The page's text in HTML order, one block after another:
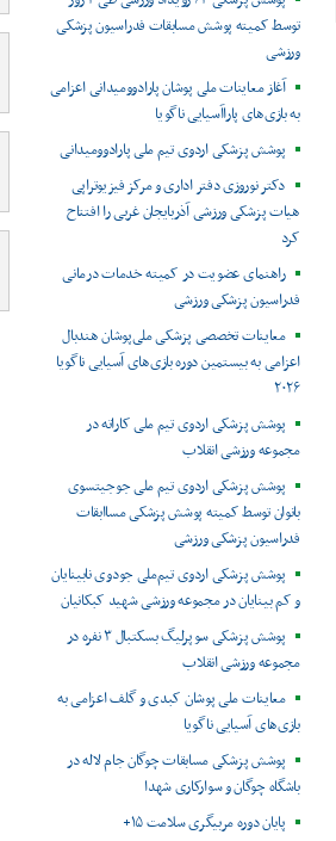
توسط کمیته پوشش مسابقات فدراسیون پزشکی
ورزشی
آغاز معاینات ملی پوشان پارادوومیدانی اعزامی
به بازی‌های پاراآسیایی ناگویا
پوشش پزشکی اردوی تیم ملی پارادوومیدانی
دکتر نوروزی دفتر اداری و مرکز فیزیوتراپی
هیات پزشکی ورزشی آذربایجان غربی را افتتاح
کرد
راهنمای عضویت در کمیته خدمات درمانی
فدراسیون پزشکی ورزشی
معاینات تخصصی پزشکی ملی‌پوشان هندبال
اعزامی به بیستمین دوره بازی‌های آسیایی ناگویا
۲۰۲۶
پوشش پزشکی اردوی تیم ملی کاراته در
مجموعه ورزشی انقلاب
پوشش پزشکی اردوی تیم ملی جوجیتسوی
بانوان توسط کمیته پوشش پزشکی مساابقات
فدراسیون پزشکی ورزشی
پوشش پزشکی اردوی تیم‌ملی جودوی نابینایان
و کم بینایان در مجموعه ورزشی شهید کبکانیان
پوشش پزشکی سوپرلیگ بسکتبال ۳ نفره در
مجموعه ورزشی انقلاب
معاینات ملی پوشان کبدی و گلف اعزامی به
بازی‌های آسیایی ناگویا
پوشش پزشکی مسابقات چوگان جام لاله در
باشگاه چوگان و سوارکاری شهدا
پایان دوره مربیگری سلامت ۱۵+